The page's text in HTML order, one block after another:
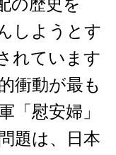
の歴史を
しようとす
れています
衝動が最も
「慰安婦」
題は、日本